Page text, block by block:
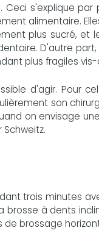
s'explique par
alimentaire.
plus sucré, et
D'autre
plus fragiles
d'agir. Pour
son
on envisage
trois minutes
brosse à dents
brossage